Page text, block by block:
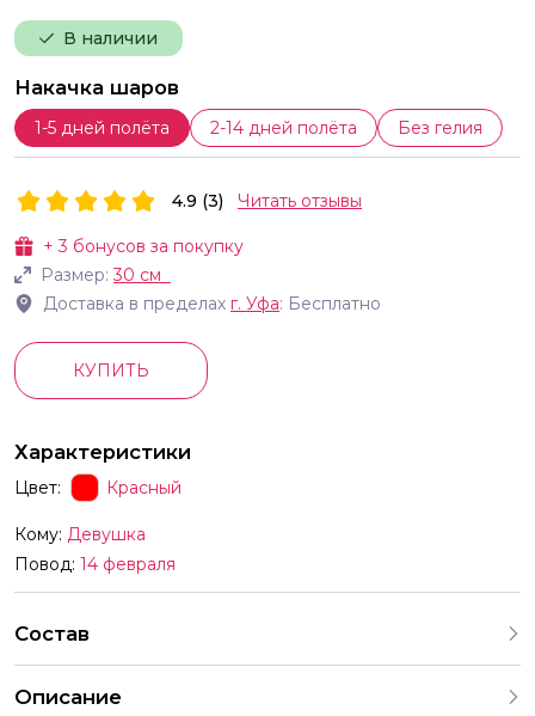
В наличии
Накачка шаров
1-5 дней полёта 2-14 дней полёта Без гелия
+3 бонусов за покупку
Размер:30 см
Доставка в пределах г. Уфа: Бесплатно
4.9 (3) Читать отзывы
КУПИТЬ
Характеристики
Цвет: Красный
Кому: Девушка
Повод: 14 февраля
Состав
Описание